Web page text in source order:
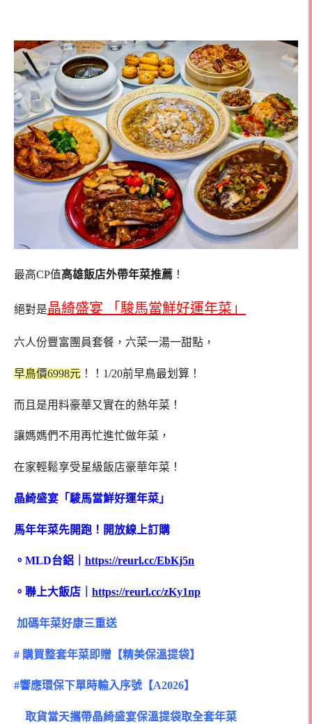
最高CP值高雄飯店外帶年菜推薦 ！
絕對是晶綺盛宴 「駿馬當鮮好運年菜」
六人份豐富團員套餐，六菜一湯一甜點，
早鳥價6998元 ！！1/20前早鳥最划算！
而且是用料豪華又實在的熱年菜！
讓媽媽們不用再忙進忙做年菜，
在家輕鬆享受星級飯店豪華年菜！
晶綺盛宴「駿馬當鮮好運年菜」
馬年年菜先開跑！開放線上訂購
。MLD台鋁｜ https://reurl.cc/EbKj5n
。聯上大飯店｜ https://reurl.cc/zKy1np
加碼年菜好康三重送
# 購買整套年菜即贈【精美保溫提袋】
#響應環保下單時輸入序號【A2026】
取貨當天攜帶晶綺盛宴保溫提袋取全套年菜